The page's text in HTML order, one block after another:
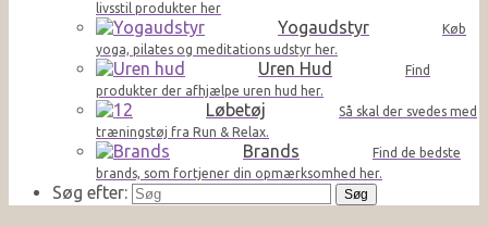
livsstil produkter her
Yogaudstyr
Køb
yoga, pilates og meditations udstyr her.
Uren Hud
Find
produkter der afhjælpe uren hud her.
Løbetøj
Så skal der svedes med
træningstøj fra Run & Relax.
Brands
Find de bedste
brands, som fortjener din opmærksomhed her.
Søg efter: